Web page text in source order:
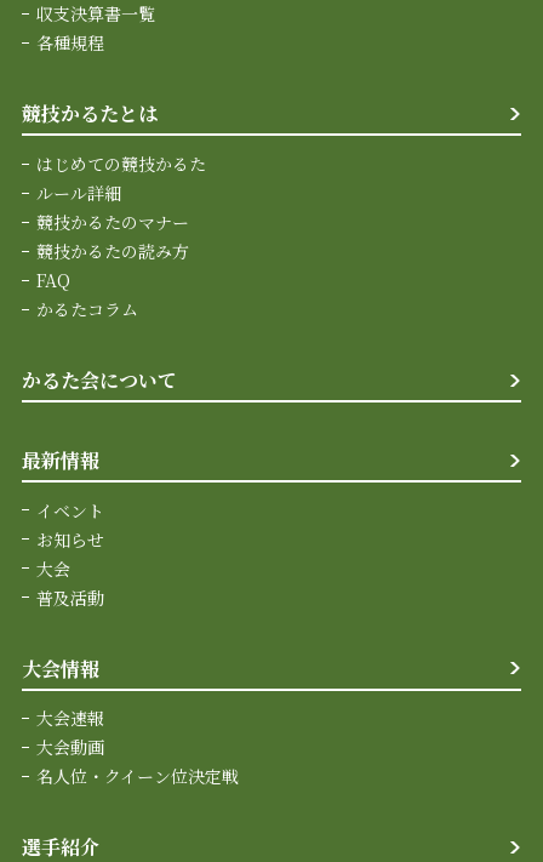
収支決算書一覧
各種規程
競技かるたとは
はじめての競技かるた
ルール詳細
競技かるたのマナー
競技かるたの読み方
FAQ
かるたコラム
かるた会について
最新情報
イベント
お知らせ
大会
普及活動
大会情報
大会速報
大会動画
名人位・クイーン位決定戦
選手紹介